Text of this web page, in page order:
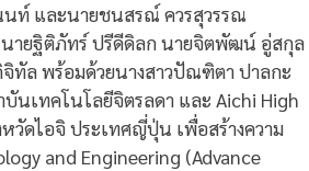
ท์ และนายชนสรณ์ ควรสุวรรณ
ายฐิติภัทร์ ปรีดีดิลก นายจิตพัฒน์ อู่สกุล
ทัล พร้อมด้วยนางสาวปัณฑิตา ปาลกะ
นเทคโนโลยีจิตรลดา และ Aichi High
วัดไอจิ ประเทศญี่ปุ่น เพื่อสร้างความ
and Engineering (Advance